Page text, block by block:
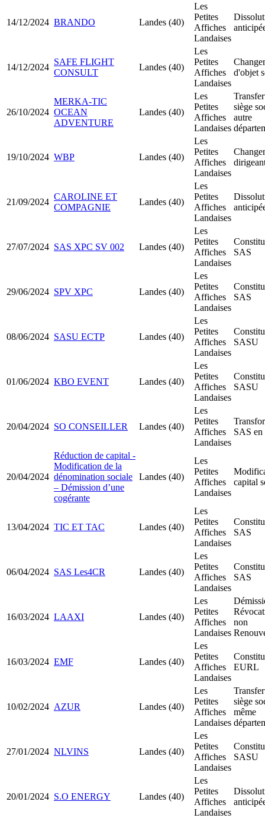
14/12/2024 BRANDO Landes (40)
Les
Petites
Affiches
Landaises
14/12/2024
SAFE FLIGHT
CONSULT
Landes (40)
Les
Petites
Affiches
Landaises
d'objet
26/10/2024
MERKA-TIC
OCEAN
ADVENTURE
Landes (40)
Les
Petites
Affiches
Landaises
siège
autre
19/10/2024 WBP Landes (40)
Les
Petites
Affiches
Landaises
21/09/2024
CAROLINE ET
COMPAGNIE
Landes (40)
Les
Petites
Affiches
Landaises
27/07/2024 SAS XPC SV 002 Landes (40)
Les
Petites
Affiches
Landaises
SAS
29/06/2024 SPV XPC Landes (40)
Les
Petites
Affiches
Landaises
SAS
08/06/2024 SASU ECTP Landes (40)
Les
Petites
Affiches
Landaises
SASU
01/06/2024 KBO EVENT Landes (40)
Les
Petites
Affiches
Landaises
SASU
20/04/2024 SO CONSEILLER Landes (40)
Les
Petites
Affiches
Landaises
SAS
20/04/2024
Réduction de capital -
Modification de la
dénomination sociale
– Démission d’une
cogérante
Landes (40)
Les
Petites
Affiches
Landaises
capital
13/04/2024 TIC ET TAC Landes (40)
Les
Petites
Affiches
Landaises
SAS
06/04/2024 SAS Les4CR Landes (40)
Les
Petites
Affiches
Landaises
SAS
16/03/2024 LAAXI Landes (40)
Les
Petites
Affiches
Landaises
non
16/03/2024 EMF Landes (40)
Les
Petites
Affiches
Landaises
EURL
10/02/2024 AZUR Landes (40)
Les
Petites
Affiches
Landaises
siège
même
27/01/2024 NLVINS Landes (40)
Les
Petites
Affiches
Landaises
SASU
20/01/2024 S.O ENERGY Landes (40)
Les
Petites
Affiches
Landaises